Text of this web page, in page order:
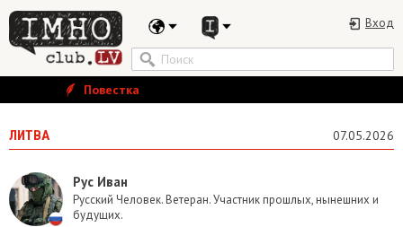
Вход
Повестка
ЛИТВА 07.05.2026
Рус Иван
Русский Человек. Ветеран. Участник прошлых, нынешних и
будущих.